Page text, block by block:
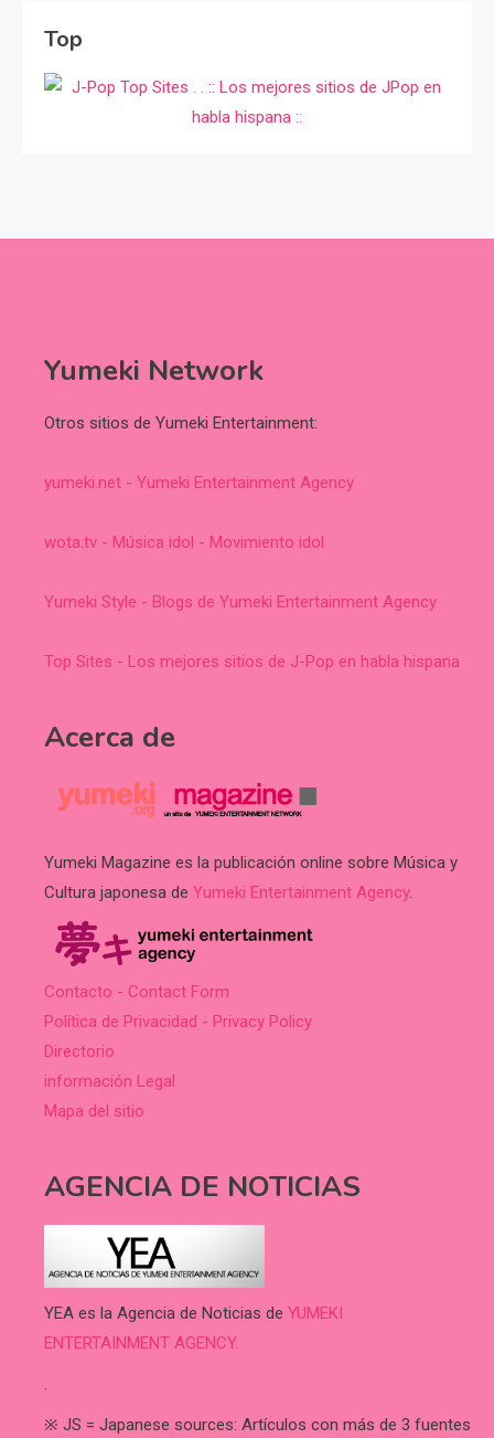
Top
Yumeki Network
Otros sitios de Yumeki Entertainment:
yumeki.net - Yumeki Entertainment Agency
wota.tv - Música idol - Movimiento idol
Yumeki Style - Blogs de Yumeki Entertainment Agency
Top Sites - Los mejores sitios de J-Pop en habla hispana
Acerca de
Yumeki Magazine es la publicación online sobre Música y
Cultura japonesa de Yumeki Entertainment Agency.
Contacto - Contact Form
Política de Privacidad - Privacy Policy
Directorio
información Legal
Mapa del sitio
AGENCIA DE NOTICIAS
YEA es la Agencia de Noticias de YUMEKI
ENTERTAINMENT AGENCY.
.
※ JS = Japanese sources: Artículos con más de 3 fuentes